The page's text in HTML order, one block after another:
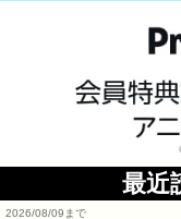
最近
2026/08/09まで